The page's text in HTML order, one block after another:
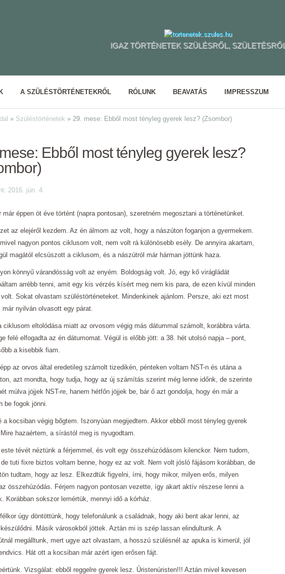
IGAZ TÖRTÉNETEK SZÜLÉSRŐL, SZÜLETÉSRŐL
A SZÜLÉSTÖRTÉNETEKRŐL RÓLUNK BEAVATÁS IMPRESSZUM
» Szüléstörténetek » 29. mese: Ebből most tényleg gyerek lesz? (Zsombor)
Ebből most tényleg gyerek lesz?
2016. jún. 4.
már éppen öt éve történt (napra pontosan), szeretném megosztani a történetünket.
az elejéről kezdem. Az én álmom az volt, hogy a nászúton foganjon a gyermekem.
nagyon pontos ciklusom volt, nem volt rá különösebb esély. De annyira akartam,
magától elcsúszott a ciklusom, és a nászútról már hárman jöttünk haza.
könnyű várandósság volt az enyém. Boldogság volt. Jó, egy kő virágládát
arrébb tenni, amit egy kis vérzés kísért meg nem kis para, de ezen kívül minden
volt. Sokat olvastam szüléstörténeteket. Mindenkinek ajánlom. Persze, aki ezt most
már nyilván olvasott egy párat.
ciklusom eltolódása miatt az orvosom végig más dátummal számolt, korábbra várta.
felé elfogadta az én dátumomat. Végül is előbb jött: a 38. hét utolsó napja – pont,
a kisebbik fiam.
az orvos által eredetileg számolt tizedikén, pénteken voltam NST-n és utána a
azt mondta, hogy tudja, hogy az új számítás szerint még lenne időnk, de szerinte
múlva jöjjek NST-re, hanem hétfőn jöjjek be, bár ő azt gondolja, hogy én már a
be fogok jönni.
a kocsiban végig bőgtem. Iszonyúan megijedtem. Akkor ebből most tényleg gyerek
Mire hazaértem, a sírástól meg is nyugodtam.
este tévét néztünk a férjemmel, és volt egy összehúzódásom kilenckor. Nem tudom,
de tuti fixre biztos voltam benne, hogy ez az volt. Nem volt jósló fájásom korábban, de
tudtam, hogy az lesz. Elkezdtük figyelni, írni, hogy mikor, milyen erős, milyen
összehúzódás. Férjem nagyon pontosan vezette, így akart aktív részese lenni a
Korábban sokszor lemértük, mennyi idő a kórház.
úgy döntöttünk, hogy telefonálunk a családnak, hogy aki bent akar lenni, az
Másik városokból jöttek. Aztán mi is szép lassan elindultunk. A
megálltunk, mert ugye azt olvastam, a hosszú szülésnél az apuka is kimerül, jól
Hát ott a kocsiban már azért igen erősen fájt.
Vizsgálat: ebből reggelre gyerek lesz. Úristenúristen!!! Aztán mivel kevesen